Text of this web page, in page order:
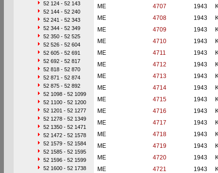
52 124 - 52 143
52 144 - 52 240
52 241 - 52 343
52 344 - 52 349
52 350 - 52 525
52 526 - 52 604
52 605 - 52 691
52 692 - 52 817
52 818 - 52 870
52 871 - 52 874
52 875 - 52 892
52 1098 - 52 1099
52 1100 - 52 1200
52 1201 - 52 1277
52 1278 - 52 1349
52 1350 - 52 1471
52 1472 - 52 1578
52 1579 - 52 1584
52 1585 - 52 1595
52 1596 - 52 1599
52 1600 - 52 1738
ME
4707 1943
ME
4708 1943
ME
4709 1943
ME
4710 1943
ME
4711 1943
ME
4712 1943
ME
4713 1943
ME
4714 1943
ME
4715 1943
ME
4716 1943
ME
4717 1943
ME
4718 1943
ME
4719 1943
ME
4720 1943
ME
4721 1943